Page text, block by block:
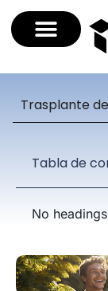
Trasplante
Tabla de
No